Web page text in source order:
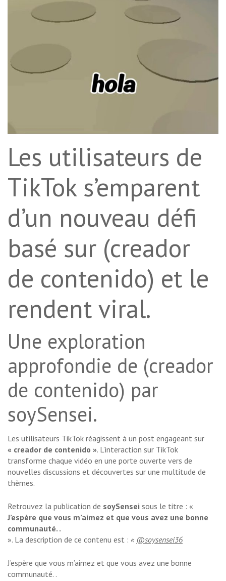
Les utilisateurs de
TikTok s’emparent
d’un nouveau défi
basé sur (creador
de contenido) et le
rendent viral.
Une exploration
approfondie de (creador
de contenido) par
soySensei.
Les utilisateurs TikTok réagissent à un post engageant sur
« creador de contenido ». L’interaction sur TikTok
transforme chaque vidéo en une porte ouverte vers de
nouvelles discussions et découvertes sur une multitude de
thèmes.
Retrouvez la publication de soySensei sous le titre : «
J’espère que vous m’aimez et que vous avez une bonne
communauté. .
». La description de ce contenu est : « @soysensei36
J’espère que vous m’aimez et que vous avez une bonne
communauté. .